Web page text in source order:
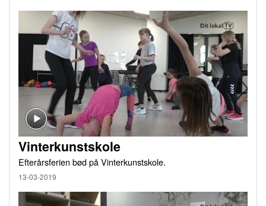
Vinterkunstskole
Efterårsferien bød på Vinterkunstskole.
13-03-2019